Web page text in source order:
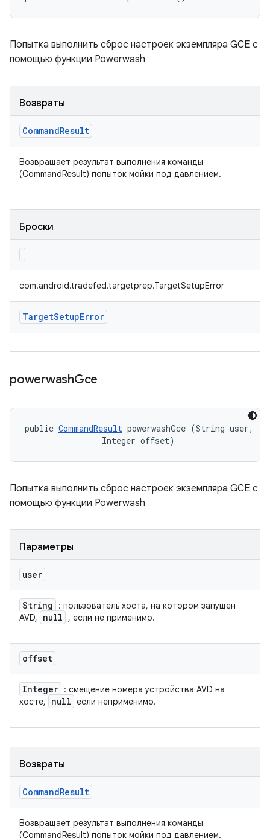
Попытка выполнить сброс настроек экземпляра GCE с
помощью функции Powerwash
Возвраты
CommandResult
Возвращает результат выполнения команды
(CommandResult) попыток мойки под давлением.
Броски
com.android.tradefed.targetprep.TargetSetupError
TargetSetupError
powerwashGce
public CommandResult powerwashGce (String user,
                Integer offset)
Попытка выполнить сброс настроек экземпляра GCE с
помощью функции Powerwash
Параметры
user
String
: пользователь хоста, на котором запущен
AVD,
null , если не применимо.
offset
Integer : смещение номера устройства AVD на
хосте,
null если неприменимо.
Возвраты
CommandResult
Возвращает результат выполнения команды
(CommandResult) попыток мойки под давлением.